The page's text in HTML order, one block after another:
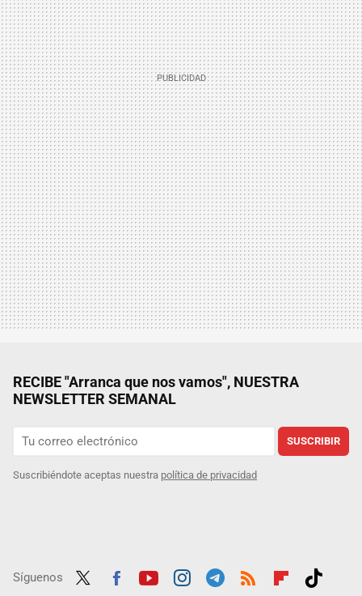
RECIBE "Arranca que nos vamos", NUESTRA
NEWSLETTER SEMANAL
SUSCRIBIR
Suscribiéndote aceptas nuestra política de privacidad
Síguenos